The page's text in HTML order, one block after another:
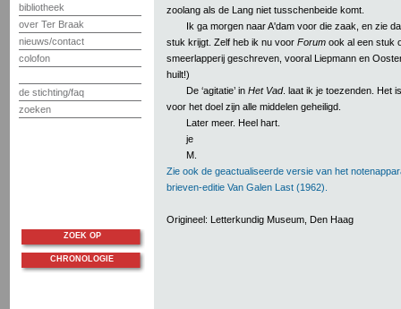
bibliotheek
over Ter Braak
nieuws/contact
colofon
de stichting/faq
zoeken
zoolang als de Lang niet tusschenbeide komt.
Ik ga morgen naar A'dam voor die zaak, en zie
stuk krijgt. Zelf heb ik nu voor Forum ook al een stuk
smeerlapperij geschreven, vooral Liepmann en
huilt!)
De ‘agitatie’ in Het Vad. laat ik je toezenden. Het
voor het doel zijn alle middelen geheiligd.
Later meer. Heel hart.
je
M.
Zie ook de geactualiseerde versie van het
brieven-editie Van Galen Last (1962).
Origineel: Letterkundig Museum, Den Haag
ZOEK OP
CHRONOLOGIE